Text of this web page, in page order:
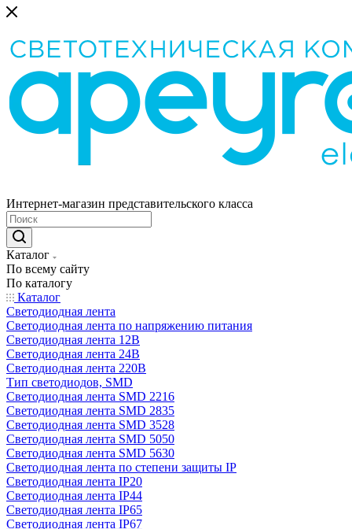
Интернет-магазин представительского класса
Каталог
По всему сайту
По каталогу
Каталог
Светодиодная лента
Светодиодная лента по напряжению питания
Светодиодная лента 12В
Светодиодная лента 24В
Светодиодная лента 220В
Тип светодиодов, SMD
Cветодиодная лента SMD 2216
Светодиодная лента SMD 2835
Светодиодная лента SMD 3528
Светодиодная лента SMD 5050
Светодиодная лента SMD 5630
Светодиодная лента по степени защиты IP
Светодиодная лента IP20
Светодиодная лента IP44
Светодиодная лента IP65
Светодиодная лента IP67